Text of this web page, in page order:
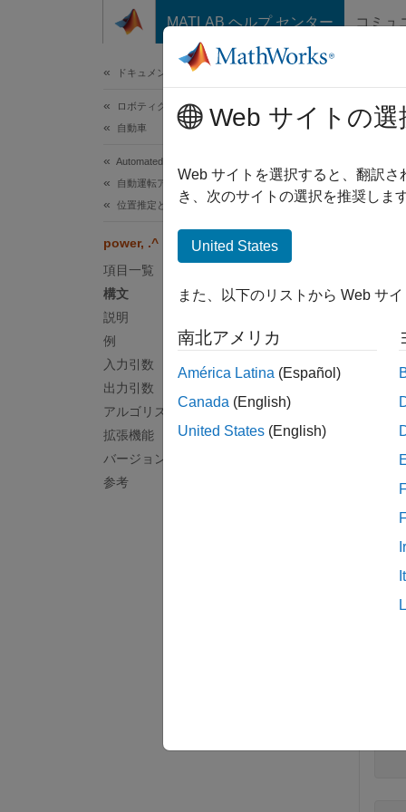
コンテンツへスキップ
MATLAB ヘルプ センター コミュ
ドキュメンテーションのホーム
ロボティクスおよび自律システム
自動車
Automated Driving Toolbox
自動運転アルゴリズム
位置推定と地図作成
power, .^
項目一覧
構文
説明
例
入力引数
出力引数
アルゴリズム
拡張機能
バージョン履歴
参考
要素単
説明
すべ
四
Web サイトの選
Web サイトを選択すると、翻訳
き、次のサイトの選択を推奨しま
United States
また、以下のリストから Web サ
南北アメリカ
América Latina (Español)
Canada (English)
United States (English)